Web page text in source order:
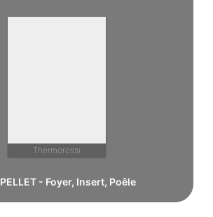
Thermorossi
PELLET - Foyer, Insert, Poêle